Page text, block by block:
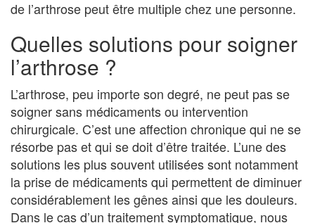
de l’arthrose peut être multiple chez une personne.
Quelles solutions pour soigner
l’arthrose ?
L’arthrose, peu importe son degré, ne peut pas se
soigner sans médicaments ou intervention
chirurgicale. C’est une affection chronique qui ne se
résorbe pas et qui se doit d’être traitée. L’une des
solutions les plus souvent utilisées sont notamment
la prise de médicaments qui permettent de diminuer
considérablement les gênes ainsi que les douleurs.
Dans le cas d’un traitement symptomatique, nous